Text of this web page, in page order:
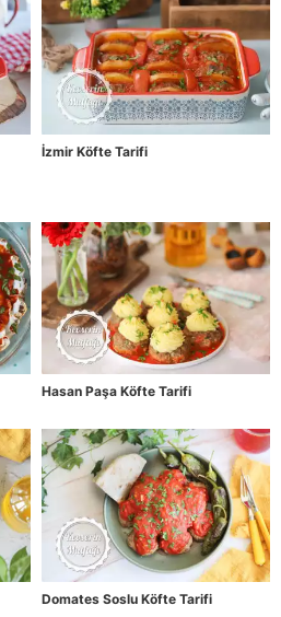
İzmir Köfte Tarifi
Hasan Paşa Köfte Tarifi
Domates Soslu Köfte Tarifi